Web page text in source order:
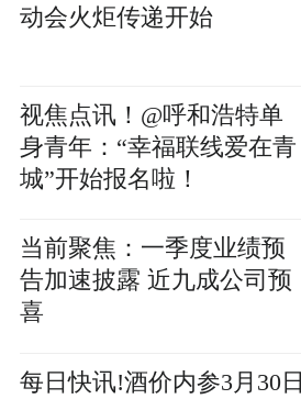
动会火炬传递开始
视焦点讯！@呼和浩特单
身青年：“幸福联线爱在青
城”开始报名啦！
当前聚焦：一季度业绩预
告加速披露 近九成公司预
喜
每日快讯!酒价内参3月30日